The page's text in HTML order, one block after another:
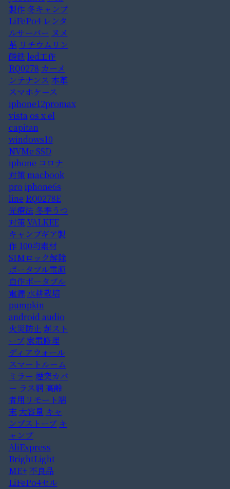
製作 冬キャンプ
LiFePo4 レンタ
ルサーバー ヌメ
革 リチウムリン
酸鉄 led工作
RQ0278 カーメ
ンテナンス 本革
スマホケース
iphone12promax
vista os x el
capitan
windows10
NVMe SSD
iphone コロナ
対策macbook
pro iphone6s
line RQ0278E
光療法 冬季うつ
対策VALKEE
キャンプギア製
作 100均素材
SIMロック解除
ポータブル電源
自作ポータブル
電源 水耕栽培
pumpkin
android audio
火災防止 薪スト
ーブ家電修理
ディアウォール
スマートルーム
ミラー 煙突カバ
ー ラス網 高齢
者用リモート端
末 大容量 キャ
ンプストーブ キ
ャンプ
AliExpress
BrightLight
ME+不良品
LiFePo4セル